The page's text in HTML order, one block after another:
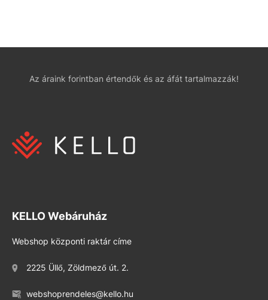
Az áraink forintban értendők és az áfát tartalmazzák!
KELLO Webáruház
Webshop központi raktár címe
2225 Üllő, Zöldmező út. 2.
webshoprendeles@kello.hu